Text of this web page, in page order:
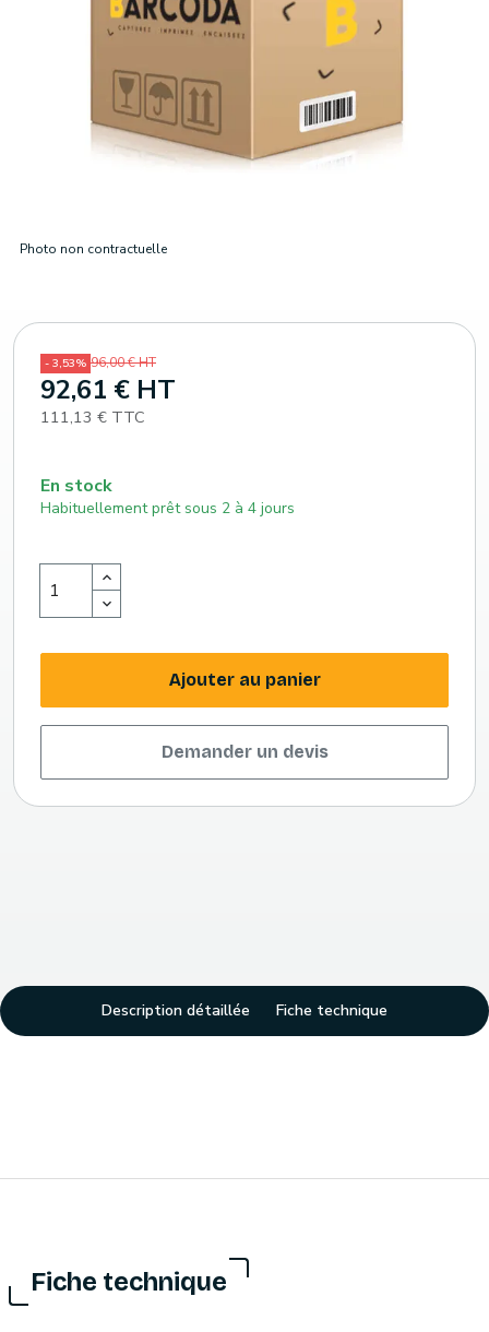
Photo non contractuelle
- 3,53% 96,00 € HT
92,61 € HT
111,13 € TTC
En stock
Habituellement prêt sous 2 à 4 jours
Ajouter au panier
Demander un devis
Description détaillée Fiche technique
Fiche technique